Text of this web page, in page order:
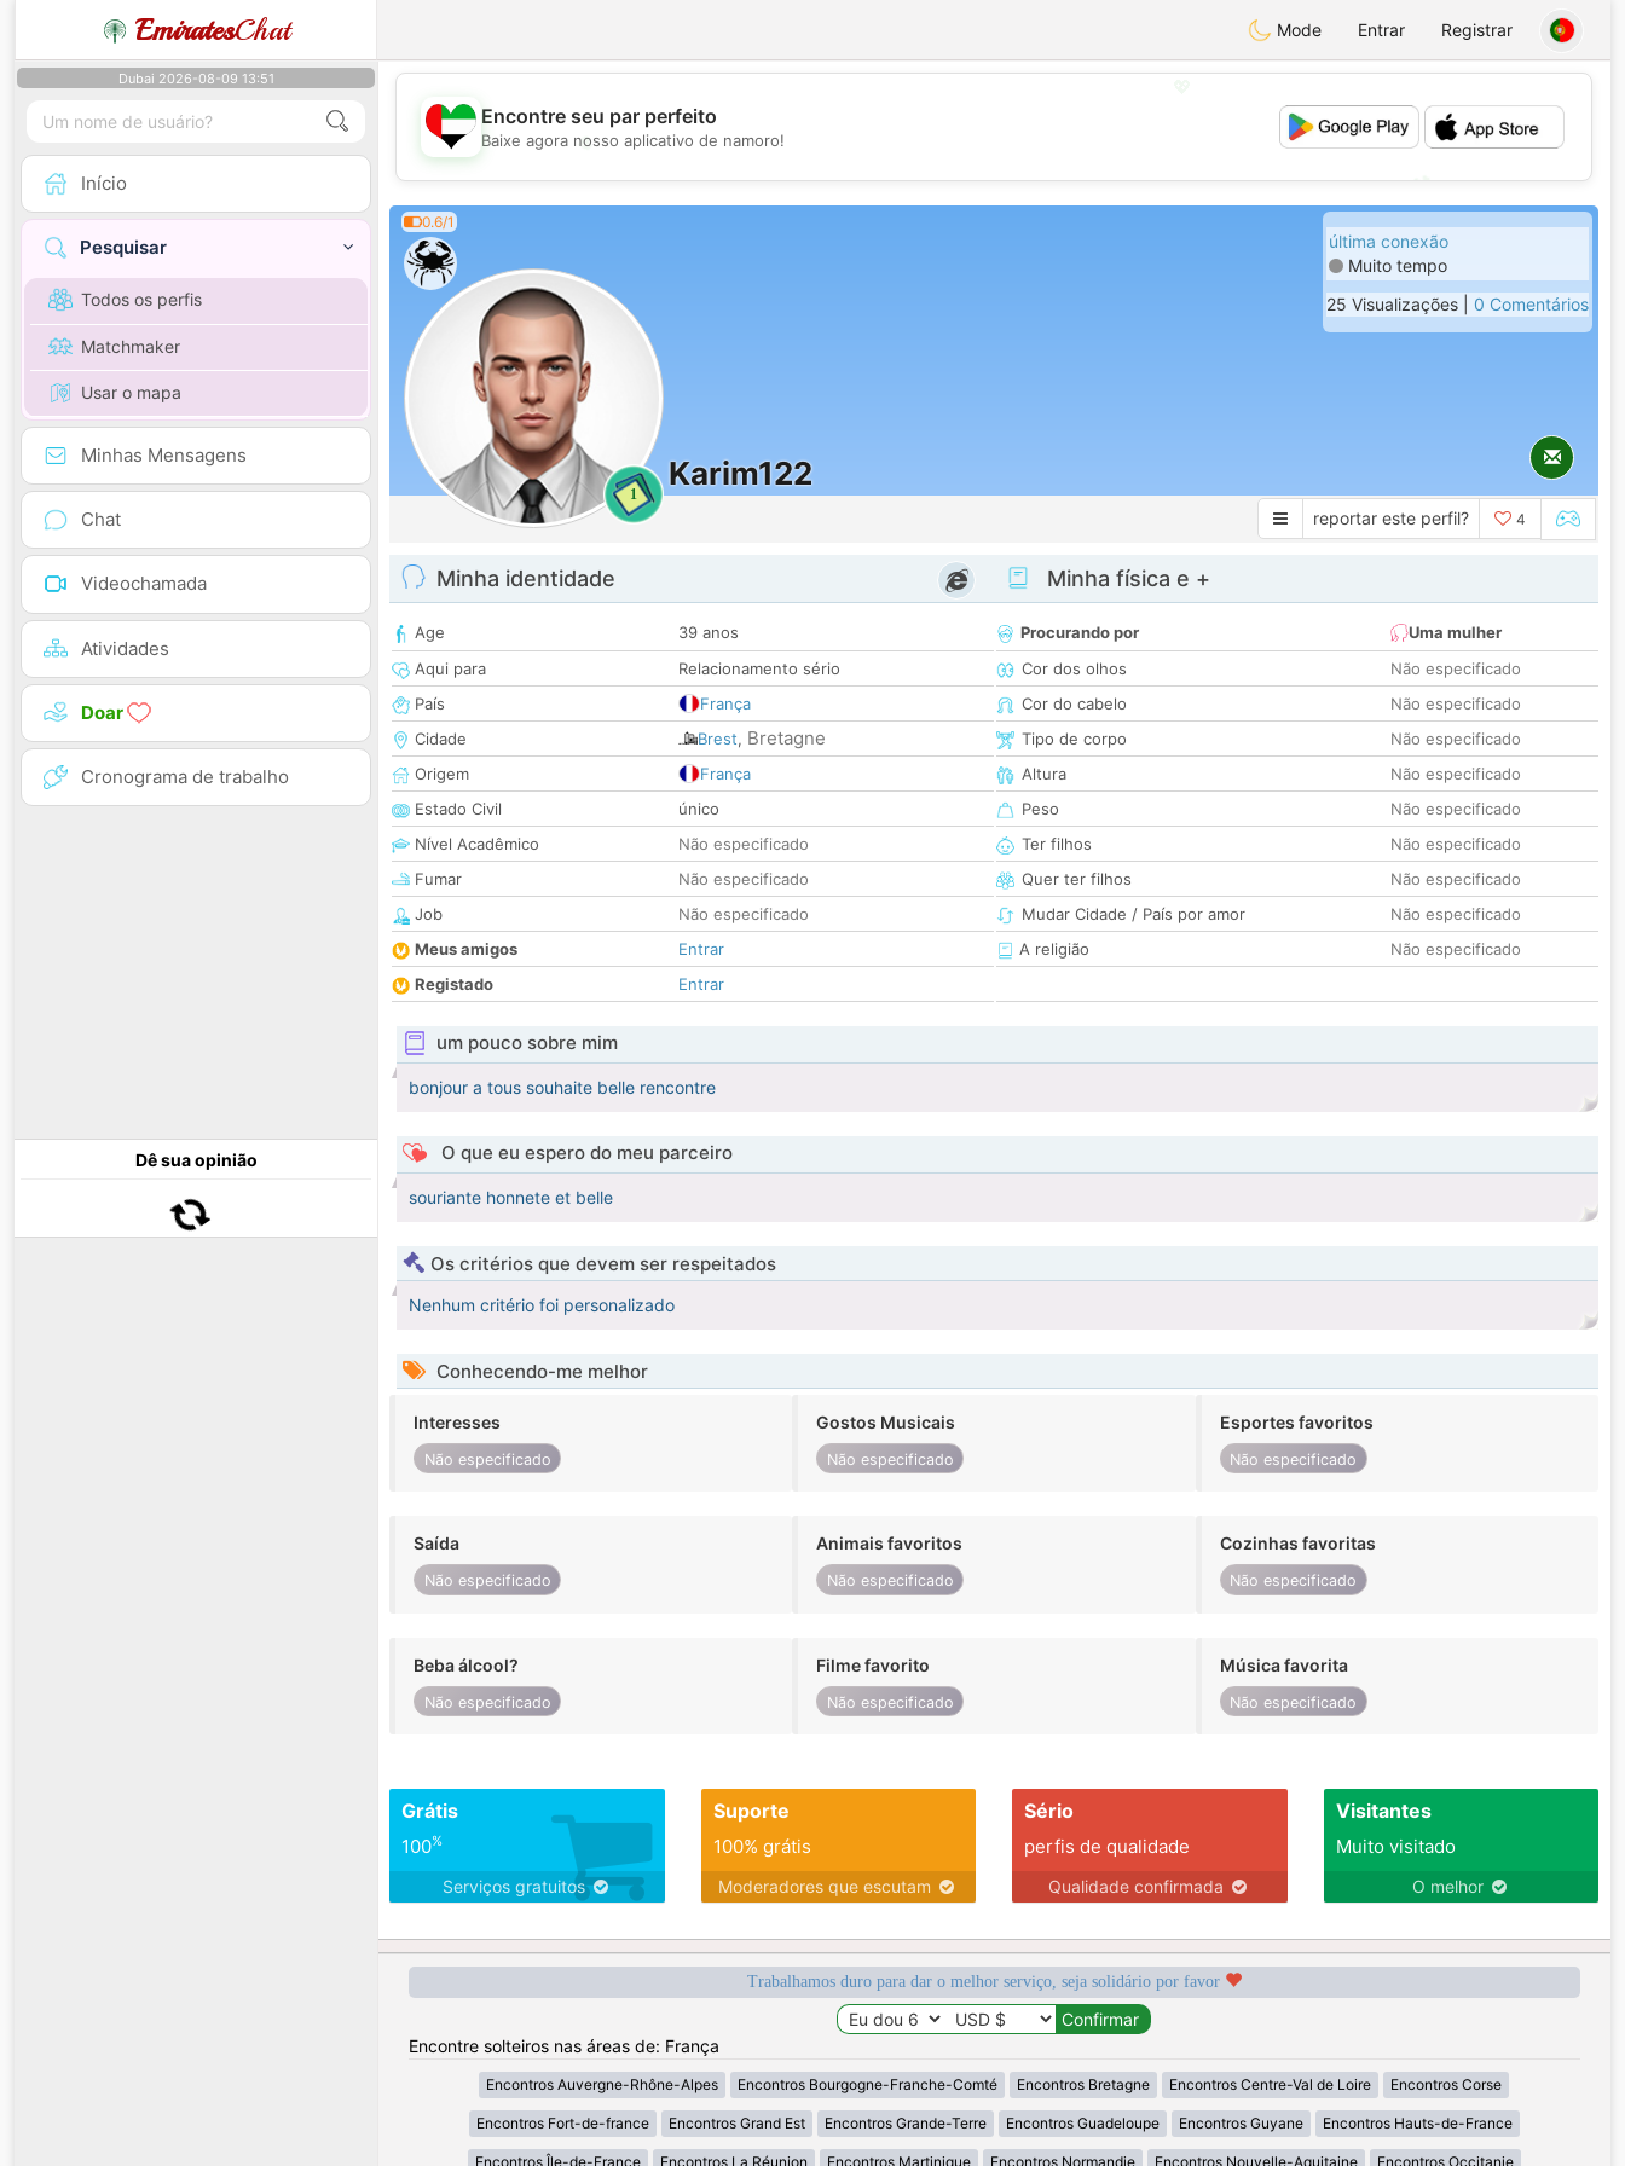
EmiratesChat Mode Entrar Registrar
Dubai 2026-08-09 13:51
Início
Pesquisar
Todos os perfis
Matchmaker
Usar o mapa
Minhas Mensagens
Chat
Videochamada
Atividades
Doar
Cronograma de trabalho
Dê sua opinião
💖
Encontre seu par perfeito
Baixe agora nosso aplicativo de namoro!
0.6/1
1
Karim122
última conexão
Muito tempo
25 Visualizações | 0 Comentários
reportar este perfil? 4
Minha identidade
Age
39 anos
Aqui para
Relacionamento sério
País
França
Cidade
Brest, Bretagne
Origem
França
Estado Civil
único
Nível Acadêmico
Não especificado
Fumar
Não especificado
Job
Não especificado
Meus amigos
Entrar
Registado
Entrar
Minha física e +
Procurando por
Uma mulher
Cor dos olhos
Não especificado
Cor do cabelo
Não especificado
Tipo de corpo
Não especificado
Altura
Não especificado
Peso
Não especificado
Ter filhos
Não especificado
Quer ter filhos
Não especificado
Mudar Cidade / País por amor
Não especificado
A religião
Não especificado
um pouco sobre mim
bonjour a tous souhaite belle rencontre
O que eu espero do meu parceiro
souriante honnete et belle
Os critérios que devem ser respeitados
Nenhum critério foi personalizado
Conhecendo-me melhor
Interesses
Não especificado
Gostos Musicais
Não especificado
Esportes favoritos
Não especificado
Saída
Não especificado
Animais favoritos
Não especificado
Cozinhas favoritas
Não especificado
Beba álcool?
Não especificado
Filme favorito
Não especificado
Música favorita
Não especificado
Grátis
100%
Serviços gratuitos
Suporte
100% grátis
Moderadores que escutam
Sério
perfis de qualidade
Qualidade confirmada
Visitantes
Muito visitado
O melhor
Trabalhamos duro para dar o melhor serviço, seja solidário por favor
Encontre solteiros nas áreas de: França
Encontros Auvergne-Rhône-Alpes Encontros Bourgogne-Franche-Comté Encontros Bretagne Encontros Centre-Val de Loire Encontros Corse
Encontros Fort-de-france Encontros Grand Est Encontros Grande-Terre Encontros Guadeloupe Encontros Guyane Encontros Hauts-de-France
Encontros Île-de-France Encontros La Réunion Encontros Martinique Encontros Normandie Encontros Nouvelle-Aquitaine Encontros Occitanie